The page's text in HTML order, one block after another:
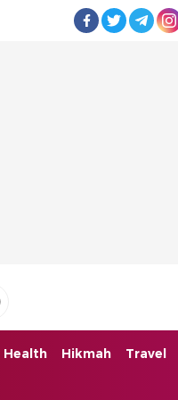
Health Hikmah Travel